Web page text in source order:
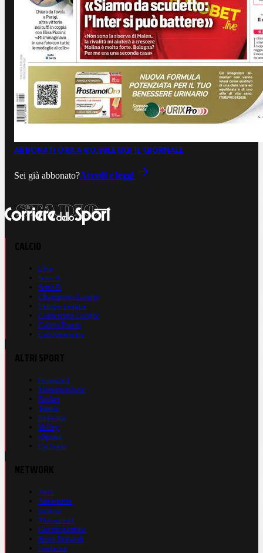
ABBONATI ORA A €0,99LEGGI IL GIORNALE
Sei già abbonato?Accedi e leggi
Live
Serie A
Serie B
Champions League
Europa League
Conference League
Calcio Estero
Calciomercato
Formula 1
Motomondiale
Basket
Tennis
Running
Volley
eSports
Ciclismo
Auto
Autosprint
Inmoto
Motosprint
Guerinsportivo
Sport Network
Fantacup